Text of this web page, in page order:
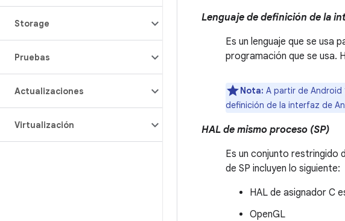
Storage
Pruebas
Actualizaciones
Virtualización
Lenguaje de definición de la
Es un lenguaje que se usa
programación que se usa.
Nota: A partir de Android
definición de la interfaz de
HAL de mismo proceso (SP)
Es un conjunto restringido
de SP incluyen lo siguiente:
HAL de asignador C
OpenGL